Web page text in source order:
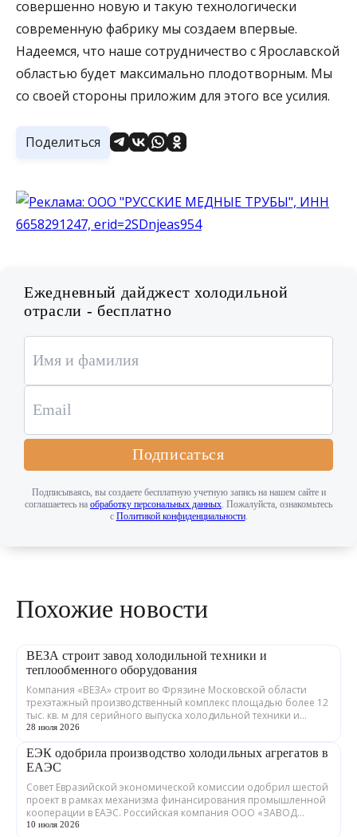
совершенно новую и такую технологически
современную фабрику мы создаем впервые.
Надеемся, что наше сотрудничество с Ярославской
областью будет максимально плодотворным. Мы
со своей стороны приложим для этого все усилия.
Поделиться
Ежедневный дайджест холодильной
отрасли - бесплатно
Подписаться
Подписываясь, вы создаете бесплатную учетную запись на нашем сайте и
соглашаетесь на обработку персональных данных . Пожалуйста, ознакомьтесь
с Политикой конфиденциальности.
Похожие новости
ВЕЗА строит завод холодильной техники и
теплообменного оборудования
Компания «ВЕЗА» строит во Фрязине Московской области
трехэтажный производственный комплекс площадью более 12
тыс. кв. м для серийного выпуска холодильной техники и
теплообменного оборудования. ...
28 июля 2026
ЕЭК одобрила производство холодильных агрегатов в
ЕАЭС
Совет Евразийской экономической комиссии одобрил шестой
проект в рамках механизма финансирования промышленной
кооперации в ЕАЭС. Российская компания ООО «ЗАВОД
ГРАДИЕНТ» совместно с предприятия...
10 июля 2026